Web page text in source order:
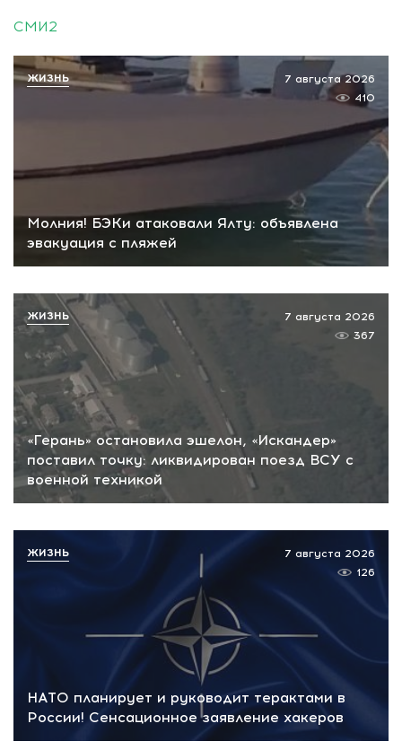
СМИ2
Молния! БЭКи атаковали Ялту: объявлена
эвакуация с пляжей
7 августа 2026
410
ЖИЗНЬ
«Герань» остановила эшелон, «Искандер»
поставил точку: ликвидирован поезд ВСУ с
военной техникой
7 августа 2026
367
ЖИЗНЬ
НАТО планирует и руководит терактами в
России! Сенсационное заявление хакеров
7 августа 2026
126
ЖИЗНЬ